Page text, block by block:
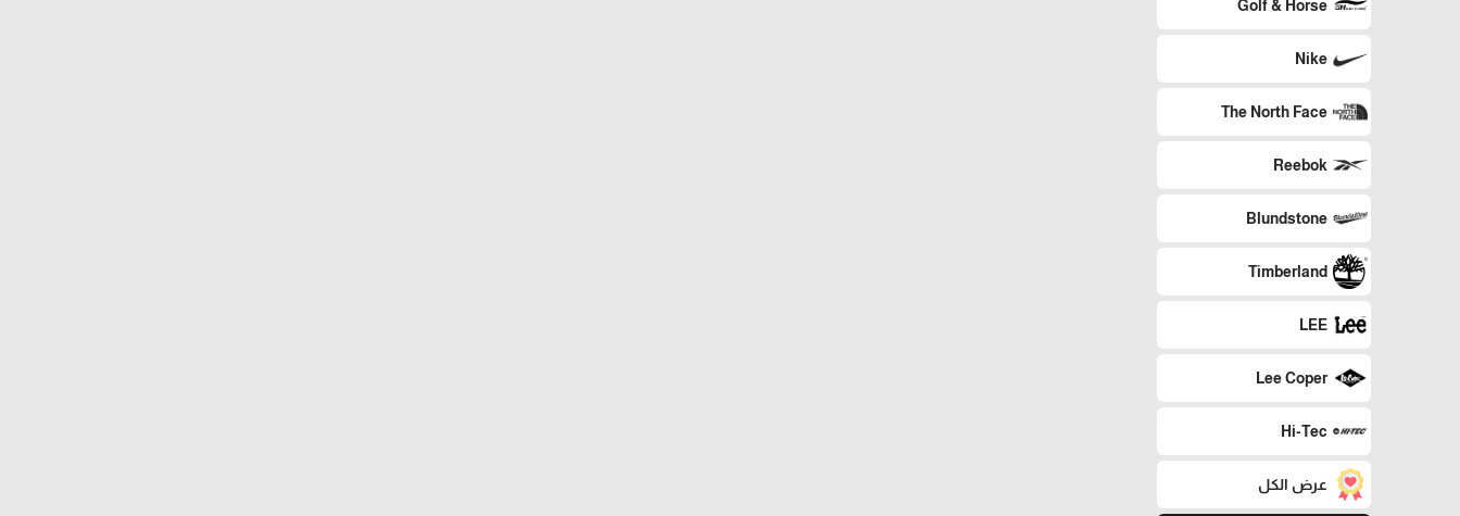
Golf & Horse
Nike
The North Face
Reebok
Blundstone
Timberland
LEE
Lee Coper
Hi-Tec
عرض الكل